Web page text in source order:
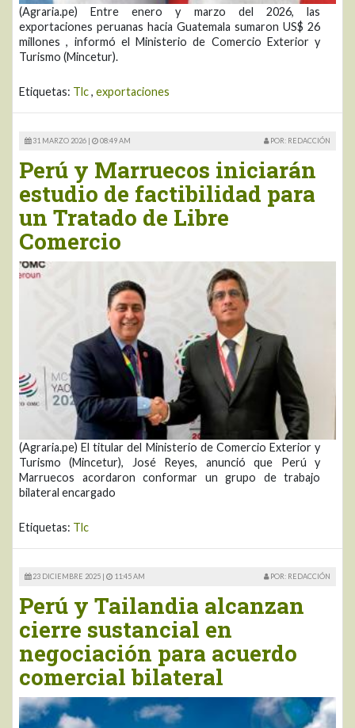
(Agraria.pe) Entre enero y marzo del 2026, las
exportaciones peruanas hacia Guatemala sumaron US$ 26
millones , informó el Ministerio de Comercio Exterior y
Turismo (Mincetur).
Etiquetas: Tlc, exportaciones
31 MARZO 2026 | 08:49 AM POR: REDACCIÓN
Perú y Marruecos iniciarán
estudio de factibilidad para
un Tratado de Libre
Comercio
(Agraria.pe) El titular del Ministerio de Comercio Exterior y
Turismo (Mincetur), José Reyes, anunció que Perú y
Marruecos acordaron conformar un grupo de trabajo
bilateral encargado
Etiquetas: Tlc
23 DICIEMBRE 2025 | 11:45 AM POR: REDACCIÓN
Perú y Tailandia alcanzan
cierre sustancial en
negociación para acuerdo
comercial bilateral